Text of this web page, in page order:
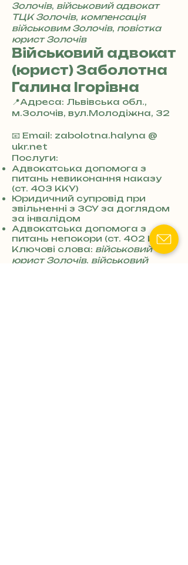
Золочів, військовий адвокат
ТЦК Золочів, компенсація
військовим Золочів, повістка
юрист Золочів
Військовий адвокат
(юрист) Заболотна
Галина Ігорівна
📍Адреса: Львівська обл.,
м.Золочів, вул.Молодіжна, 32
3
8
0
7
3
0
4
8
5
7
8
4
📧 Email: zabolotna.halyna @
ukr.net
Послуги:
Адвокатська допомога з
питань невиконання наказу
(ст. 403 ККУ)
Юридичний супровід при
звільненні з ЗСУ за доглядом
за інвалідом
Адвокатська допомога з
питань непокори (ст. 402 ККУ)
Ключові слова: військовий
юрист Золочів, військовий